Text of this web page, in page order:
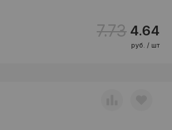
7.73 4.64
руб. / шт